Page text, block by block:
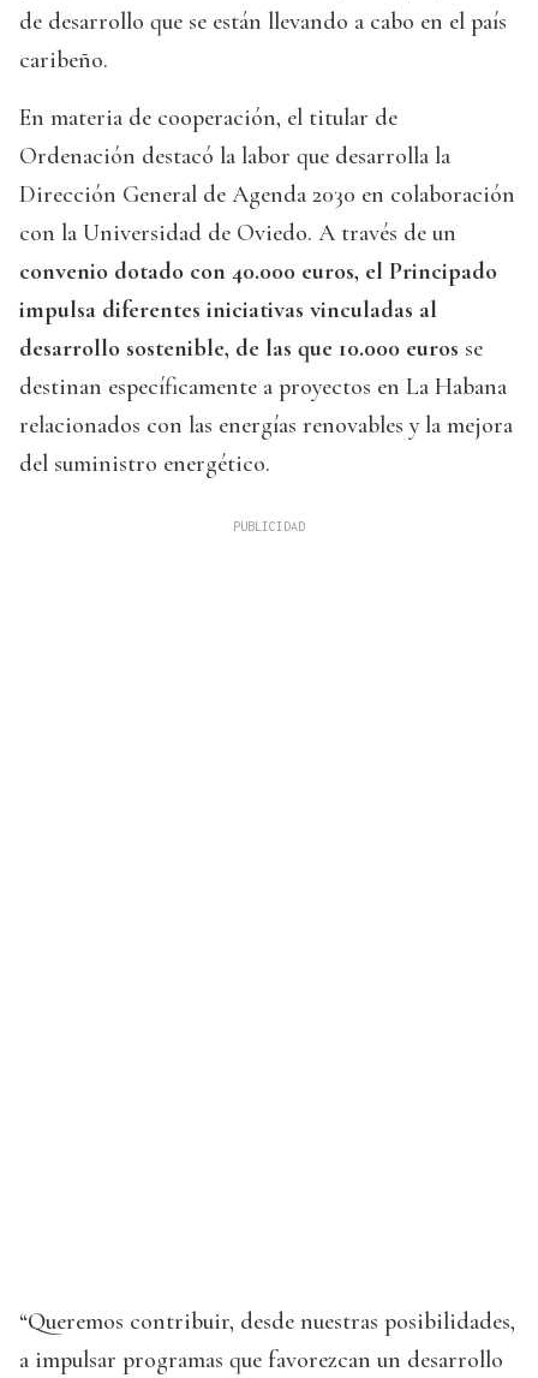
de desarrollo que se están llevando a cabo en el país
caribeño.
En materia de cooperación, el titular de
Ordenación destacó la labor que desarrolla la
Dirección General de Agenda 2030 en colaboración
con la Universidad de Oviedo. A través de un
convenio dotado con 40.000 euros, el Principado
impulsa diferentes iniciativas vinculadas al
desarrollo sostenible, de las que 10.000 euros se
destinan específicamente a proyectos en La Habana
relacionados con las energías renovables y la mejora
del suministro energético.
“Queremos contribuir, desde nuestras posibilidades,
a impulsar programas que favorezcan un desarrollo